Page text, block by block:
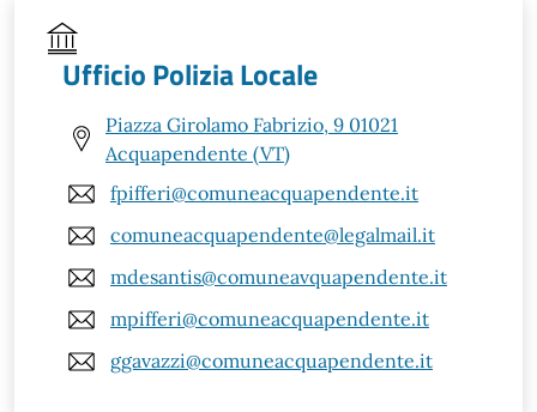
Ufficio Polizia Locale
Piazza Girolamo Fabrizio, 9 01021
Acquapendente (VT)
fpifferi@comuneacquapendente.it
comuneacquapendente@legalmail.it
mdesantis@comuneavquapendente.it
mpifferi@comuneacquapendente.it
ggavazzi@comuneacquapendente.it